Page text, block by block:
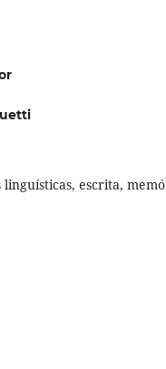
linguísticas, escrita,